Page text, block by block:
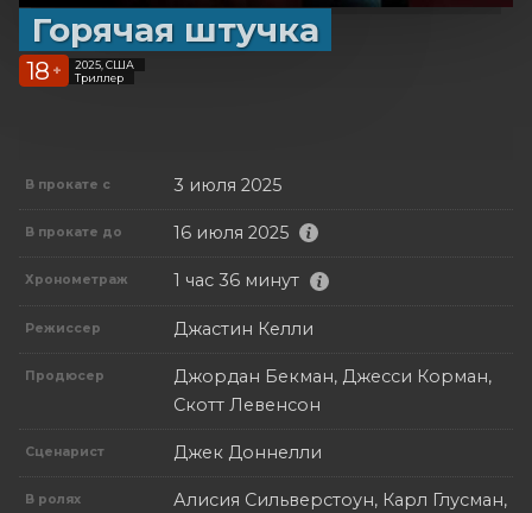
Горячая штучка
18 +
2025, США
Триллер
В прокате с 3 июля 2025
В прокате до 16 июля 2025
Хронометраж 1 час 36 минут
Режиссер Джастин Келли
Продюсер
Джордан Бекман, Джесси Корман,
Скотт Левенсон
Сценарист Джек Доннелли
В ролях
Алисия Сильверстоун, Карл Глусман,